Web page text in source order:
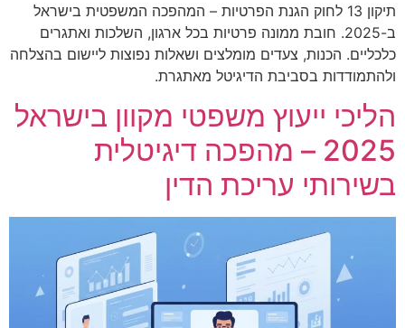
תיקון 13 לחוק הגנת הפרטיות – המהפכה המשפטית בישראל
ב-2025. חובת ממונה פרטיות בכל ארגון, השלכות ואתגרים
כלכליים. הכנות, צעדים מומלצים ושאלות נפוצות ליישום בהצלחה
ולהתמודדות בסביבת הדיגיטל מאתגרת.
הליכי ייעוץ משפטי מקוון בישראל
2025 – מהפכה דיגיטלית
בשירותי עריכת הדין